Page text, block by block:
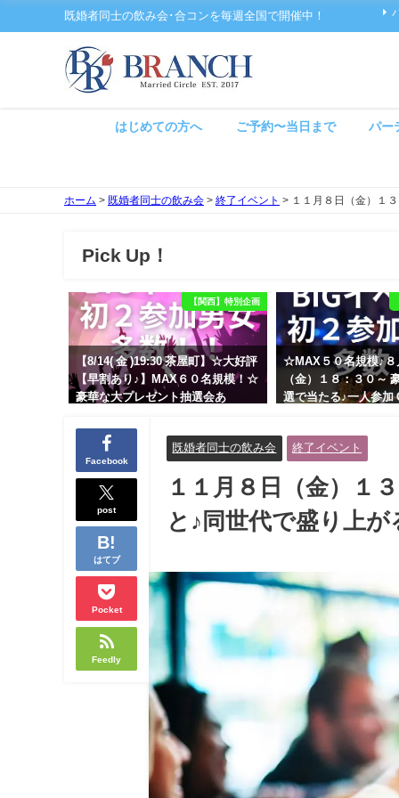
既婚者同士の飲み会･合コンを毎週全国で開催中！
はじめての方へ ご予約〜当日まで パー
ホーム > 既婚者同士の飲み会 > 終了イベント > １１月８日（金）１
Pick Up！
【関西】特別企画
【8/14( 金 )19:30 茶屋町】☆大好評
【早割あり♪】MAX６０名規模！☆
豪華な大プレゼント抽選会あ
性とオシャレ好きで落ち着いた大
人女性の既婚者限定ビッグパーテ
ィー♪＠茶屋町】
☆MAX５０名規模♪８
（金）１８：３０～
選で当たる♪一人参加
と美容好きで優しさ
＠池袋】
Facebook
post
はてブ
Pocket
Feedly
既婚者同士の飲み会 終了イベント
１１月８日（金）１
と♪同世代で盛り上